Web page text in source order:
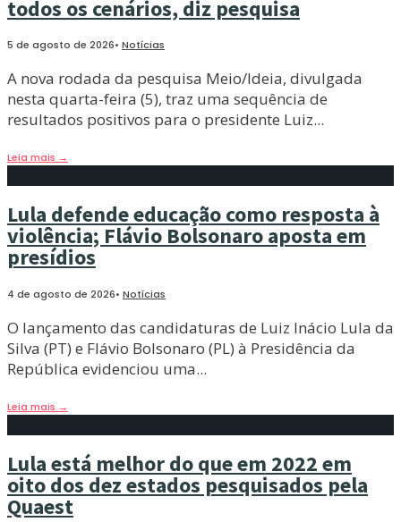
todos os cenários, diz pesquisa
5 de agosto de 2026• Notícias
A nova rodada da pesquisa Meio/Ideia, divulgada
nesta quarta-feira (5), traz uma sequência de
resultados positivos para o presidente Luiz...
Leia mais →
Lula defende educação como resposta à
violência; Flávio Bolsonaro aposta em
presídios
4 de agosto de 2026• Notícias
O lançamento das candidaturas de Luiz Inácio Lula da
Silva (PT) e Flávio Bolsonaro (PL) à Presidência da
República evidenciou uma...
Leia mais →
Lula está melhor do que em 2022 em
oito dos dez estados pesquisados pela
Quaest